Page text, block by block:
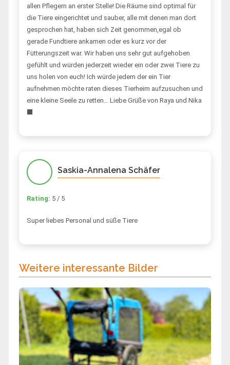
allen Pflegern an erster Stelle! Die Räume sind optimal für
die Tiere eingerichtet und sauber, alle mit denen man dort
gesprochen hat, haben sich Zeit genommen,egal ob
gerade Fundtiere ankamen oder es kurz vor der
Fütterungszeit war. Wir haben uns sehr gut aufgehoben
gefühlt und würden jederzeit wieder ein oder zwei Tiere zu
uns holen von euch! Ich würde jedem der ein Tier
aufnehmen möchte raten dieses Tierheim aufzusuchen und
eine kleine Seele zu retten… Liebe Grüße von Raya und Nika
‍⬛
Saskia-Annalena Schäfer
Rating: 5 / 5
Super liebes Personal und süße Tiere
Weitere interessante Bilder